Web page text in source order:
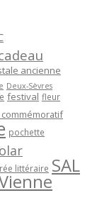
ancienne
Deux-Sèvres
festival fleur
pochette
littéraire SAL